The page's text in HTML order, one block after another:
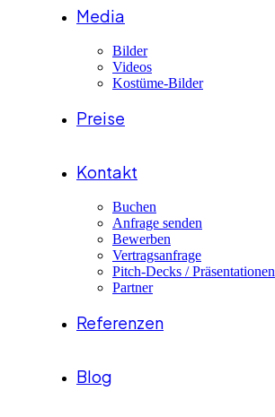
Media
Bilder
Videos
Kostüme-Bilder
Preise
Kontakt
Buchen
Anfrage senden
Bewerben
Vertragsanfrage
Pitch-Decks / Präsentationen
Partner
Referenzen
Blog